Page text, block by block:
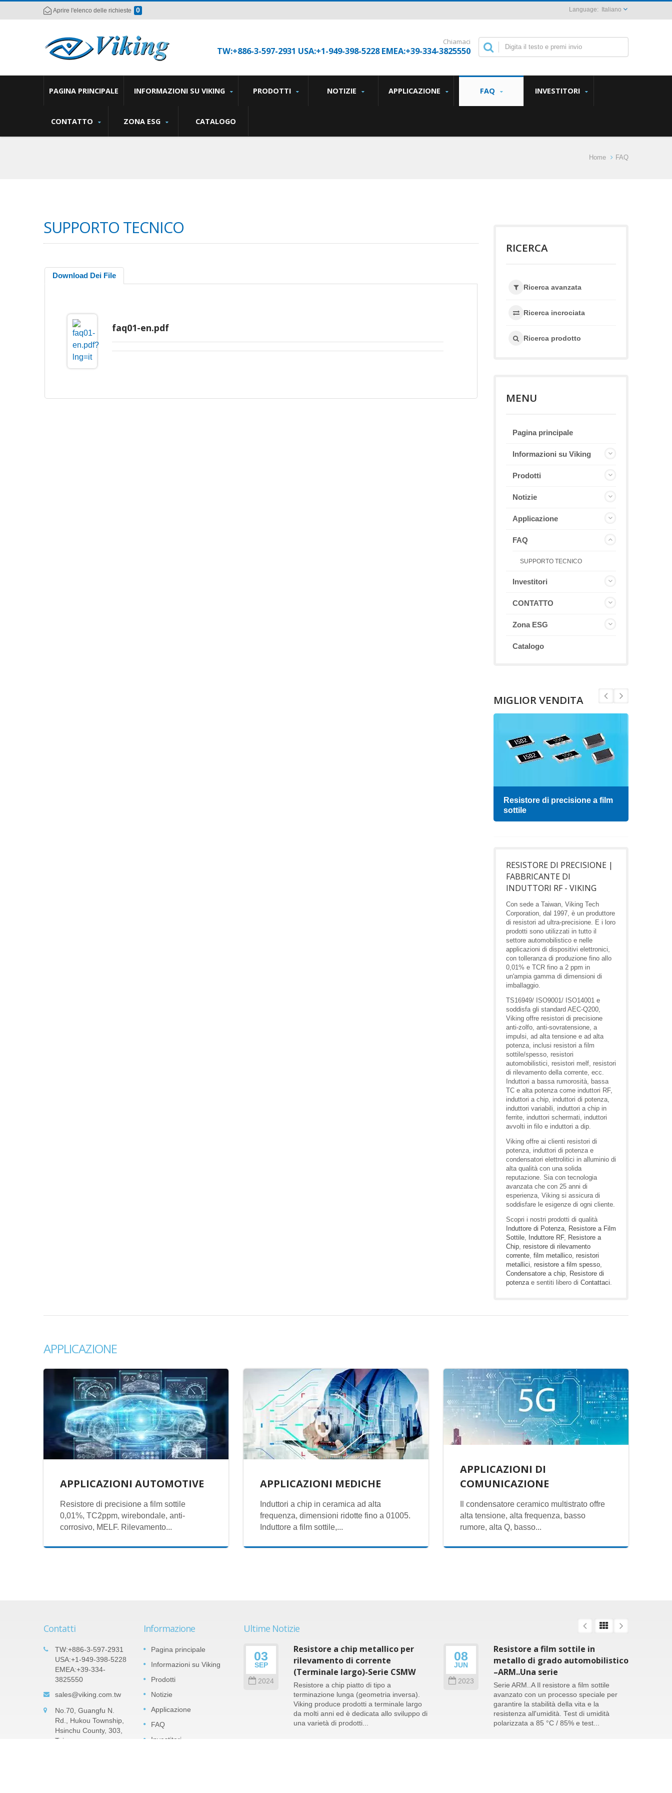
Aprire l'elenco delle richieste 0 Italiano
Chiamaci
TW:+886-3-597-2931 USA:+1-949-398-5228 EMEA:+39-334-3825550
PAGINA PRINCIPALE INFORMAZIONI SU VIKING PRODOTTI NOTIZIE APPLICAZIONE FAQ INVESTITORI
CONTATTO ZONA ESG CATALOGO
Home FAQ
SUPPORTO TECNICO
Download Dei File
faq01-en.pdf
RICERCA
Ricerca avanzata
Ricerca incrociata
Ricerca prodotto
MENU
Pagina principale
Informazioni su Viking
Prodotti
Notizie
Applicazione
FAQ
SUPPORTO TECNICO
Investitori
CONTATTO
Zona ESG
Catalogo
MIGLIOR VENDITA
Resistore di precisione a film
sottile
RESISTORE DI PRECISIONE |
FABBRICANTE DI
INDUTTORI RF - VIKING
Con sede a Taiwan, Viking Tech
Corporation, dal 1997, è un produttore
di resistori ad ultra-precisione. E i loro
prodotti sono utilizzati in tutto il
settore automobilistico e nelle
applicazioni di dispositivi elettronici,
con tolleranza di produzione fino allo
0,01% e TCR fino a 2 ppm in
un'ampia gamma di dimensioni di
imballaggio.
TS16949/ ISO9001/ ISO14001 e
soddisfa gli standard AEC-Q200,
Viking offre resistori di precisione
anti-zolfo, anti-sovratensione, a
impulsi, ad alta tensione e ad alta
potenza, inclusi resistori a film
sottile/spesso, resistori
automobilistici, resistori melf, resistori
di rilevamento della corrente, ecc.
Induttori a bassa rumorosità, bassa
TC e alta potenza come induttori RF,
induttori a chip, induttori di potenza,
induttori variabili, induttori a chip in
ferrite, induttori schermati, induttori
avvolti in filo e induttori a dip.
Viking offre ai clienti resistori di
potenza, induttori di potenza e
condensatori elettrolitici in alluminio di
alta qualità con una solida
reputazione. Sia con tecnologia
avanzata che con 25 anni di
esperienza, Viking si assicura di
soddisfare le esigenze di ogni cliente.
Scopri i nostri prodotti di qualità
Induttore di Potenza, Resistore a Film
Sottile, Induttore RF, Resistore a
Chip, resistore di rilevamento
corrente, film metallico, resistori
metallici, resistore a film spesso,
Condensatore a chip, Resistore di
potenzae sentiti libero di Contattaci.
APPLICAZIONE
APPLICAZIONI AUTOMOTIVE
Resistore di precisione a film sottile
0,01%, TC2ppm, wirebondale, anti-
corrosivo, MELF. Rilevamento...
APPLICAZIONI MEDICHE
Induttori a chip in ceramica ad alta
frequenza, dimensioni ridotte fino a 01005.
Induttore a film sottile,...
APPLICAZIONI DI
COMUNICAZIONE
Il condensatore ceramico multistrato offre
alta tensione, alta frequenza, basso
rumore, alta Q, basso...
Contatti
TW:+886-3-597-2931
USA:+1-949-398-5228
EMEA:+39-334-
3825550
sales@viking.com.tw
No.70, Guangfu N.
Rd., Hukou Township,
Hsinchu County, 303,
Taiwan
Informazione
Pagina principale
Informazioni su Viking
Prodotti
Notizie
Applicazione
FAQ
Investitori
Ultime Notizie
05
SEP
2022
Prodotti importanti: Resistenza
a chip di precisione in film sottile
di nitruro di tantalio (TaN) -
Il film di TaN (nitruro di tantalio) è uno
strato barriera in pentossido di tantalio
impermeabile all'umidità che può resistere
ad alta umidità relativa. TaN è molto più
robusto nel resistere...
03
SEP
2024
Resistore a chip metallico per
rilevamento di corrente
(Terminale largo)-Serie CSMW
Resistore a chip piatto di tipo a
terminazione lunga (geometria inversa).
Viking produce prodotti a terminale largo
da molti anni ed è dedicata allo sviluppo di
una varietà di prodotti...
08
JUN
2023
Resistore a film sottile in
metallo di grado automobilistico
–ARM..Una serie
Serie ARM..A Il resistore a film sottile
avanzato con un processo speciale per
garantire la stabilità della vita e la
resistenza all'umidità. Test di umidità
polarizzata a 85 °C / 85% e test...